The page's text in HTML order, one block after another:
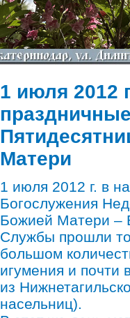
1 июля 2012
Матери
1 июля 2012 г. в
Богослужения
Божией Матери –
Службы прошли
большом
игумения и почти
из
насельниц).